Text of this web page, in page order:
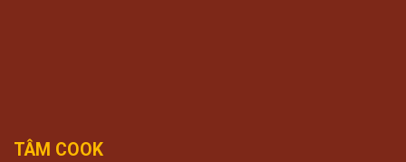
TÂM COOK